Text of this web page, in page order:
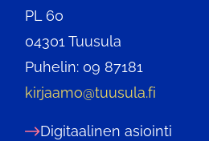
PL 60
04301 Tuusula
Puhelin: 09 87181
kirjaamo@tuusula.fi
Digitaalinen asiointi